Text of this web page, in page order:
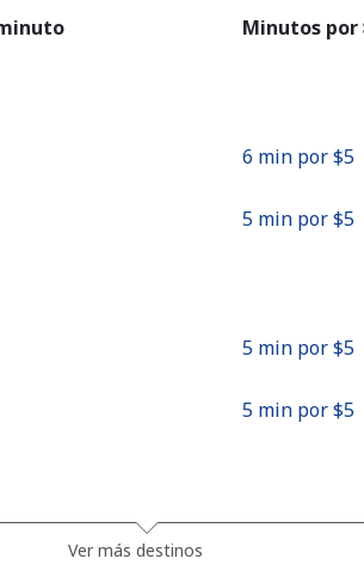
Minutos por
6 min por ⁦$5⁩
5 min por ⁦$5⁩
5 min por ⁦$5⁩
5 min por ⁦$5⁩
Ver más destinos